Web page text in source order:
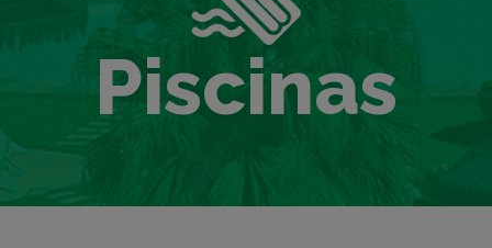
Piscinas